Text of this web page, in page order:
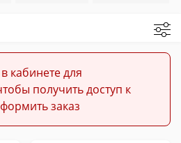
кабинете для
получить доступ к
заказ